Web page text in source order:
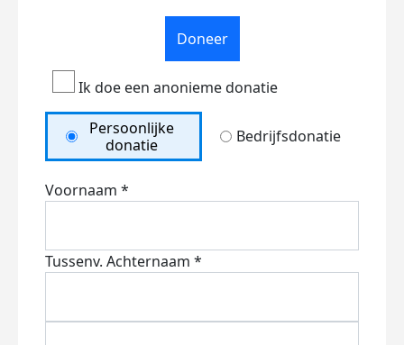
Doneer
Ik doe een anonieme donatie
Persoonlijke
donatie
Bedrijfsdonatie
Voornaam *
Tussenv. Achternaam *